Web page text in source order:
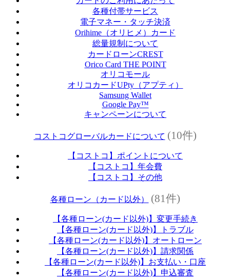
各種付帯サービス
電子マネー・タッチ決済
Orihime（オリヒメ）カード
総量規制について
カードローンCREST
Orico Card THE POINT
オリコモール
オリコカードUPty（アプティ）
Samsung Wallet
Google Pay™
キャンペーンについて
コストコグローバルカードについて (10件)
【コストコ】ポイントについて
【コストコ】年会費
【コストコ】その他
各種ローン（カード以外） (81件)
【各種ローン(カード以外)】変更手続き
【各種ローン(カード以外)】トラブル
【各種ローン(カード以外)】オートローン
【各種ローン(カード以外)】請求関係
【各種ローン(カード以外)】お支払い・口座
【各種ローン(カード以外)】申込審査